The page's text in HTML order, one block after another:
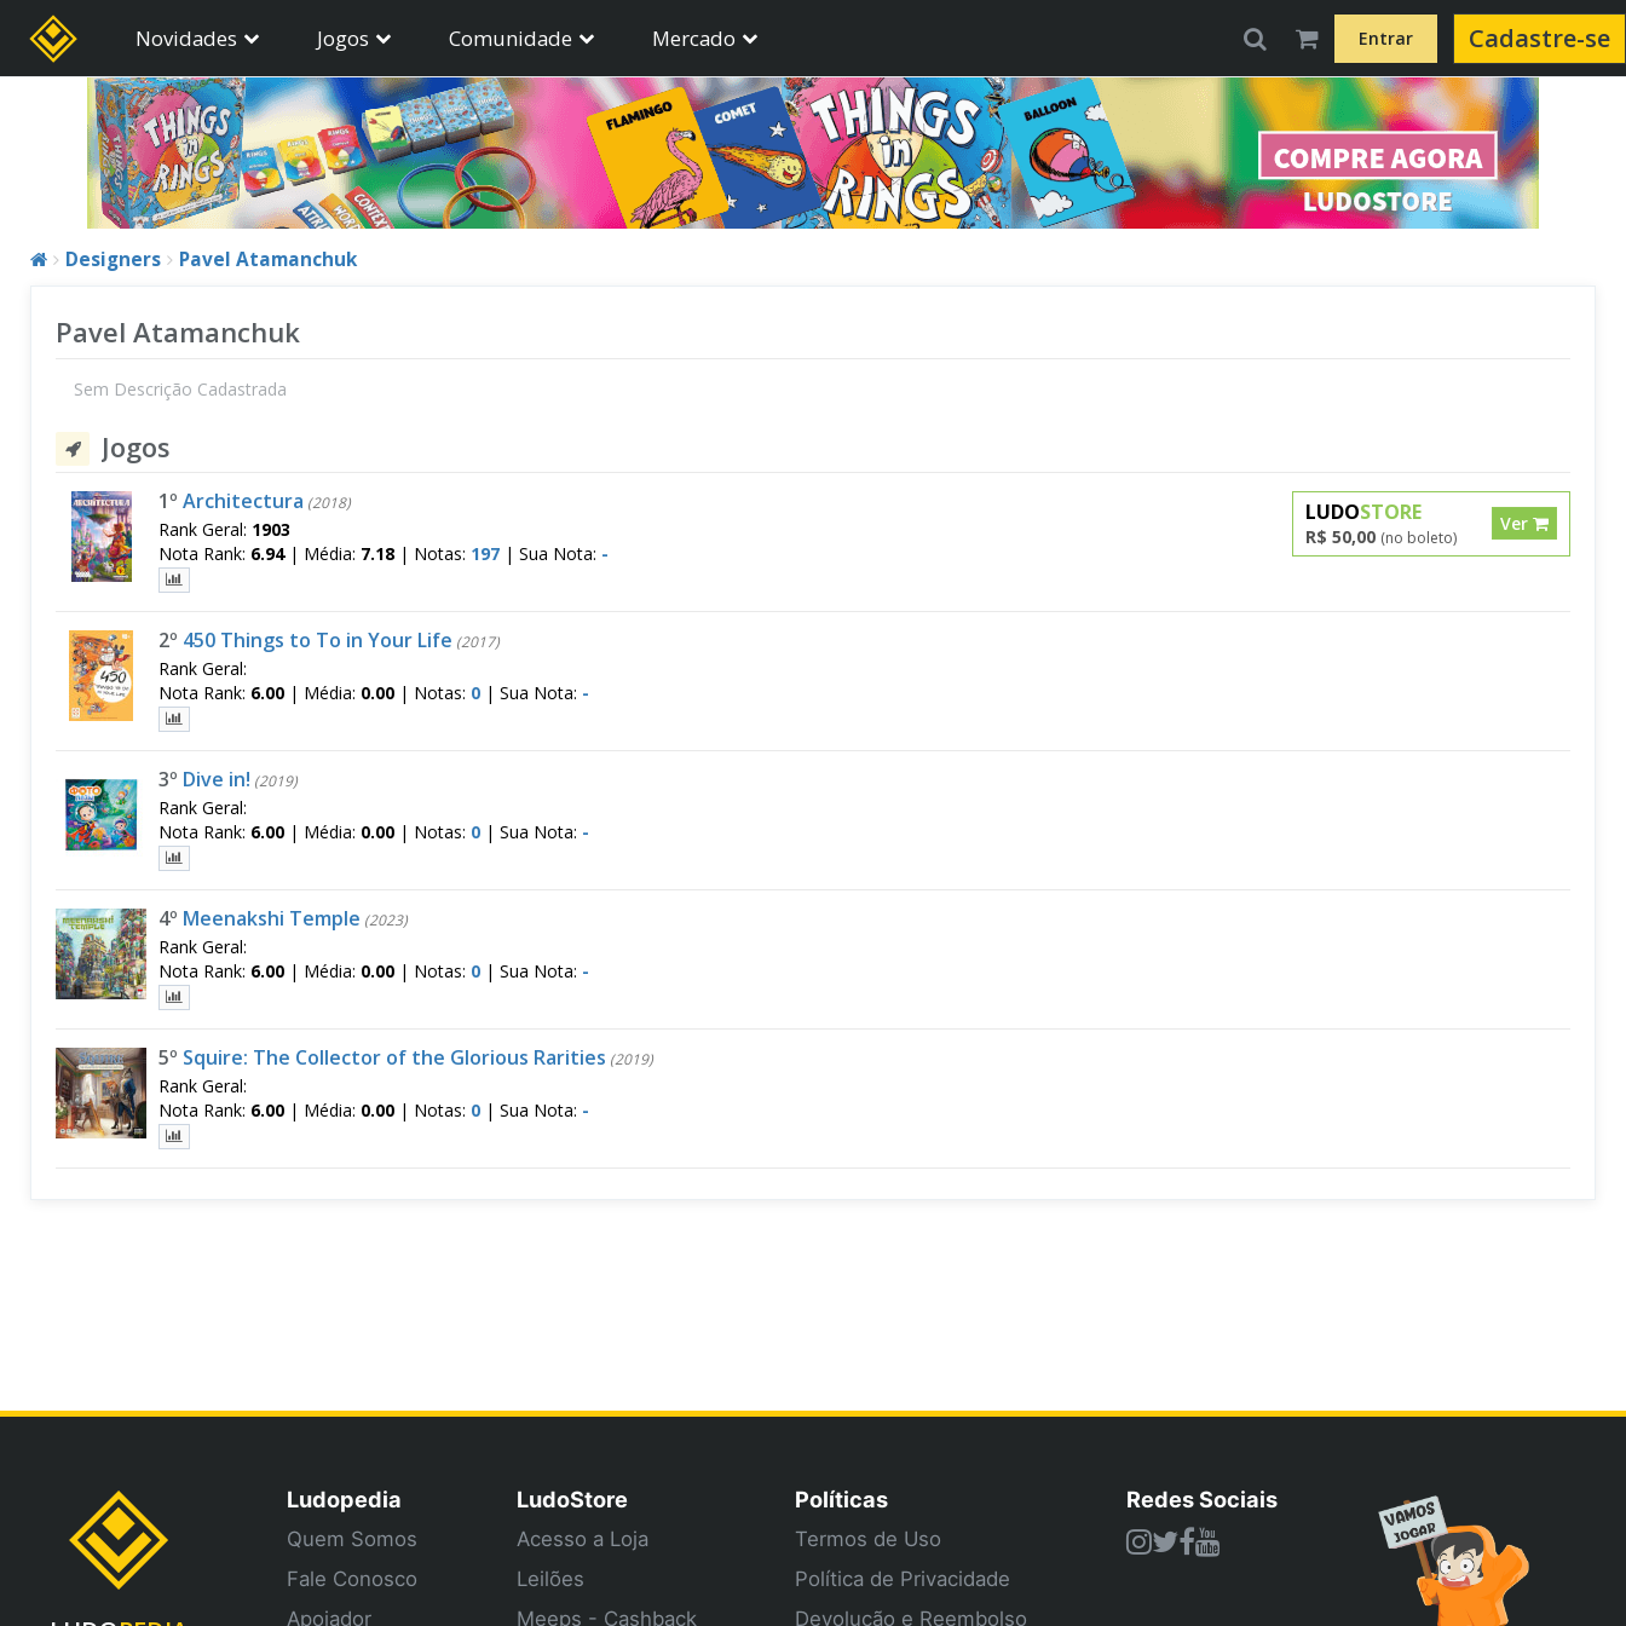
Novidades Jogos Comunidade Mercado Entrar Cadastre-se
Designers Pavel Atamanchuk
Pavel Atamanchuk
Sem Descrição Cadastrada
Jogos
1º Architectura (2018)
Rank Geral: 1903
Nota Rank: 6.94| Média: 7.18 | Notas: 197 | Sua Nota: -
LUDOSTORE
R$ 50,00 (no boleto)
Ver
2º 450 Things to To in Your Life (2017)
Rank Geral:
Nota Rank: 6.00 | Média: 0.00 | Notas: 0 | Sua Nota: -
3º Dive in! (2019)
Rank Geral:
Nota Rank: 6.00 | Média: 0.00 | Notas: 0 | Sua Nota: -
4º Meenakshi Temple (2023)
Rank Geral:
Nota Rank: 6.00 | Média: 0.00 | Notas: 0 | Sua Nota: -
5º Squire: The Collector of the Glorious Rarities (2019)
Rank Geral:
Nota Rank: 6.00 | Média: 0.00 | Notas: 0 | Sua Nota: -
Ludopedia
Quem Somos
Fale Conosco
Apoiador
LudoStore
Acesso a Loja
Leilões
Meeps - Cashback
Políticas
Termos de Uso
Política de Privacidade
Devolução e Reembolso
Redes Sociais